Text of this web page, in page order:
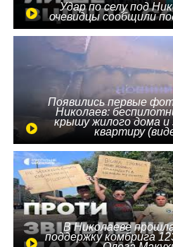
Удар по селу под
очевидцы сообщили
Появились первые
Николаев:
крышу жилого дома и
квартиру
В Николаеве
поддержку комбрига